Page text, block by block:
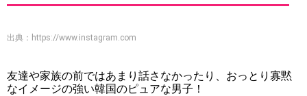
出典： https://www.instagram.com
友達や家族の前ではあまり話さなかったり、おっとり寡黙
なイメージの強い韓国のピュアな男子！